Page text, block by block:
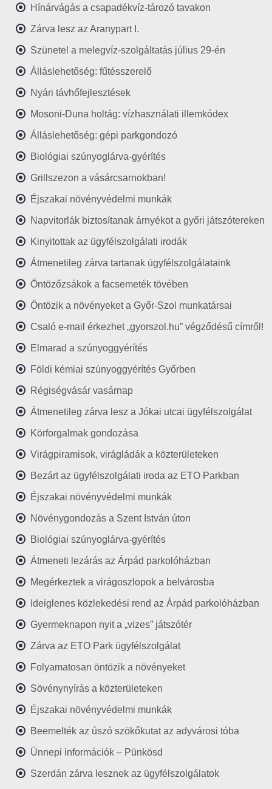
Hínárvágás a csapadékvíz-tározó tavakon
Zárva lesz az Aranypart I.
Szünetel a melegvíz-szolgáltatás július 29-én
Álláslehetőség: fűtésszerelő
Nyári távhőfejlesztések
Mosoni-Duna holtág: vízhasználati illemkódex
Álláslehetőség: gépi parkgondozó
Biológiai szúnyoglárva-gyérítés
Grillszezon a vásárcsarnokban!
Éjszakai növényvédelmi munkák
Napvitorlák biztosítanak árnyékot a győri játszótereken
Kinyitottak az ügyfélszolgálati irodák
Átmenetileg zárva tartanak ügyfélszolgálataink
Öntözőzsákok a facsemeték tövében
Öntözik a növényeket a Győr-Szol munkatársai
Csaló e-mail érkezhet „gyorszol.hu” végződésű címről!
Elmarad a szúnyoggyérítés
Földi kémiai szúnyoggyérítés Győrben
Régiségvásár vasárnap
Átmenetileg zárva lesz a Jókai utcai ügyfélszolgálat
Körforgalmak gondozása
Virágpiramisok, virágládák a közterületeken
Bezárt az ügyfélszolgálati iroda az ETO Parkban
Éjszakai növényvédelmi munkák
Növénygondozás a Szent István úton
Biológiai szúnyoglárva-gyérítés
Átmeneti lezárás az Árpád parkolóházban
Megérkeztek a virágoszlopok a belvárosba
Ideiglenes közlekedési rend az Árpád parkolóházban
Gyermeknapon nyit a „vizes” játszótér
Zárva az ETO Park ügyfélszolgálat
Folyamatosan öntözik a növényeket
Sövénynyírás a közterületeken
Éjszakai növényvédelmi munkák
Beemelték az úszó szökőkutat az adyvárosi tóba
Ünnepi információk – Pünkösd
Szerdán zárva lesznek az ügyfélszolgálatok